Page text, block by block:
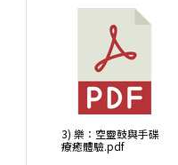
3) 樂：空靈鼓與手碟
療癒體驗.pdf